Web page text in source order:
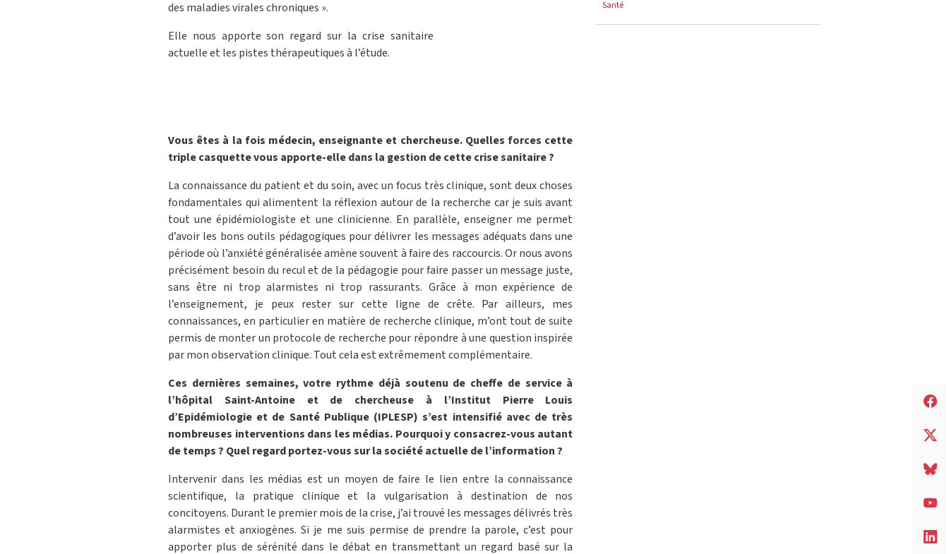
des maladies virales chroniques ».
Elle nous apporte son regard sur la crise sanitaire
actuelle et les pistes thérapeutiques à l’étude.
Vous êtes à la fois médecin, enseignante et chercheuse. Quelles forces cette
triple casquette vous apporte-elle dans la gestion de cette crise sanitaire ?
La connaissance du patient et du soin, avec un focus très clinique, sont deux choses
fondamentales qui alimentent la réflexion autour de la recherche car je suis avant
tout une épidémiologiste et une clinicienne. En parallèle, enseigner me permet
d’avoir les bons outils pédagogiques pour délivrer les messages adéquats dans une
période où l’anxiété généralisée amène souvent à faire des raccourcis. Or nous avons
précisément besoin du recul et de la pédagogie pour faire passer un message juste,
sans être ni trop alarmistes ni trop rassurants. Grâce à mon expérience de
l’enseignement, je peux rester sur cette ligne de crête. Par ailleurs, mes
connaissances, en particulier en matière de recherche clinique, m’ont tout de suite
permis de monter un protocole de recherche pour répondre à une question inspirée
par mon observation clinique. Tout cela est extrêmement complémentaire.
Ces dernières semaines, votre rythme déjà soutenu de cheffe de service à
l’hôpital Saint-Antoine et de chercheuse à l’Institut Pierre Louis
d’Epidémiologie et de Santé Publique (IPLESP) s’est intensifié avec de très
nombreuses interventions dans les médias. Pourquoi y consacrez-vous autant
de temps ? Quel regard portez-vous sur la société actuelle de l’information ?
Intervenir dans les médias est un moyen de faire le lien entre la connaissance
scientifique, la pratique clinique et la vulgarisation à destination de nos
concitoyens. Durant le premier mois de la crise, j’ai trouvé les messages délivrés très
alarmistes et anxiogènes. Si je me suis permise de prendre la parole, c’est pour
apporter plus de sérénité dans le débat en transmettant un regard basé sur la
Santé